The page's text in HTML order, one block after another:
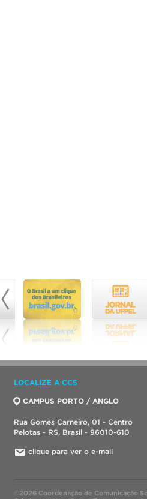
LOCALIZE A CCS
CAMPUS PORTO / ANGLO
Rua Gomes Carneiro, 01 - Centro
Pelotas - RS, Brasil - 96010-610
clique para ver o e-mail
©2026 Coordenação de Comunicação